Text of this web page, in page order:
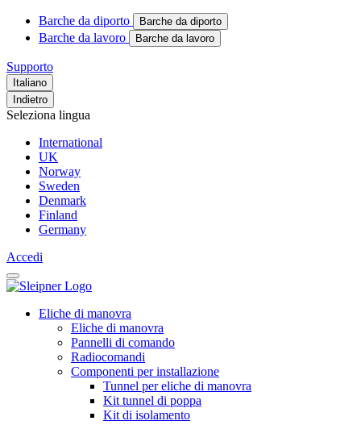
Barche da diporto Barche da diporto
Barche da lavoro Barche da lavoro
Supporto
Italiano
Indietro
Seleziona lingua
International
UK
Norway
Sweden
Denmark
Finland
Germany
Accedi
Eliche di manovra
Eliche di manovra
Pannelli di comando
Radiocomandi
Componenti per installazione
Tunnel per eliche di manovra
Kit tunnel di poppa
Kit di isolamento